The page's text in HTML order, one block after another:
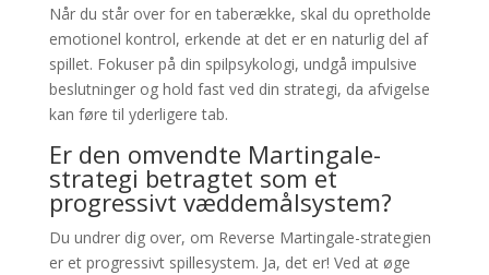
Når du står over for en taberække, skal du opretholde
emotionel kontrol, erkende at det er en naturlig del af
spillet. Fokuser på din spilpsykologi, undgå impulsive
beslutninger og hold fast ved din strategi, da afvigelse
kan føre til yderligere tab.
Er den omvendte Martingale-
strategi betragtet som et
progressivt væddemålsystem?
Du undrer dig over, om Reverse Martingale-strategien
er et progressivt spillesystem. Ja, det er! Ved at øge